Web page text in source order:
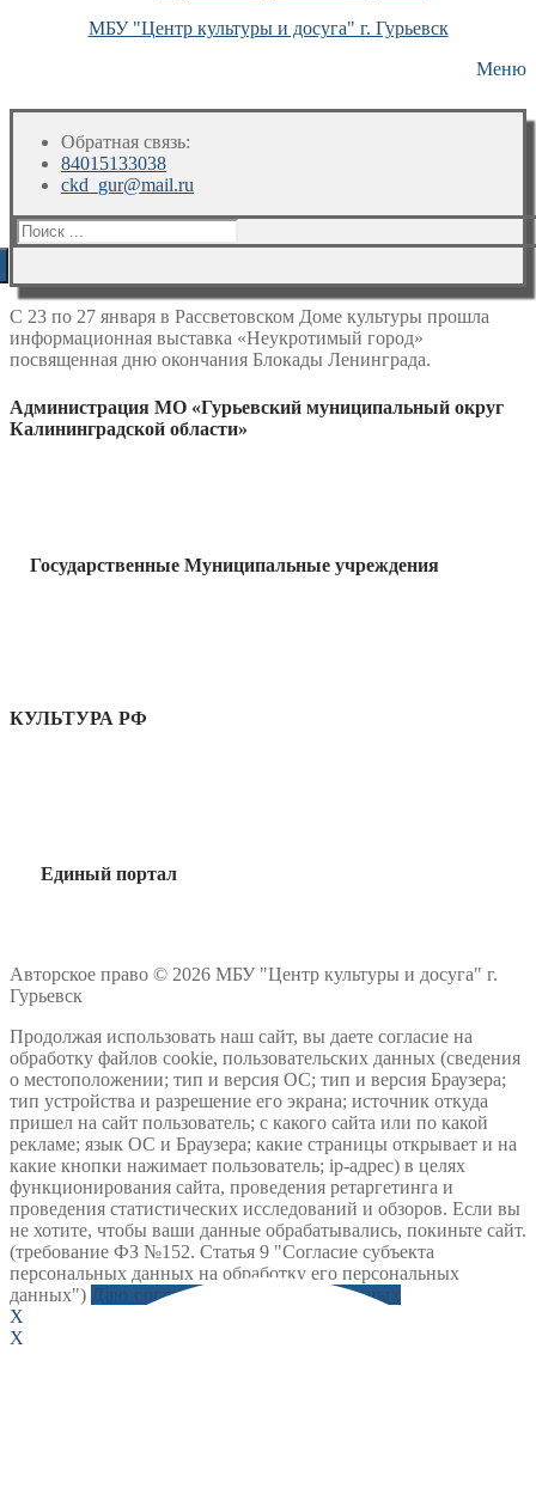
МБУ "Центр культуры и досуга" г. Гурьевск
Меню
Обратная связь:
84015133038
ckd_gur@mail.ru
Искать:
С 23 по 27 января в Рассветовском Доме культуры прошла
информационная выставка «Неукротимый город»
посвященная дню окончания Блокады Ленинграда.
Администрация МО «Гурьевский муниципальный округ
Калининградской области»
Государственные Муниципальные учреждения
КУЛЬТУРА РФ
Единый портал
Авторское право © 2026 МБУ "Центр культуры и досуга" г.
Гурьевск
Продолжая использовать наш сайт, вы даете согласие на
обработку файлов cookie, пользовательских данных (сведения
о местоположении; тип и версия ОС; тип и версия Браузера;
тип устройства и разрешение его экрана; источник откуда
пришел на сайт пользователь; с какого сайта или по какой
рекламе; язык ОС и Браузера; какие страницы открывает и на
какие кнопки нажимает пользователь; ip-адрес) в целях
функционирования сайта, проведения ретаргетинга и
проведения статистических исследований и обзоров. Если вы
не хотите, чтобы ваши данные обрабатывались, покиньте сайт.
(требование ФЗ №152. Статья 9 "Согласие субъекта
персональных данных на обработку его персональных
данных")
Даю согласие на обработку данных
X
X